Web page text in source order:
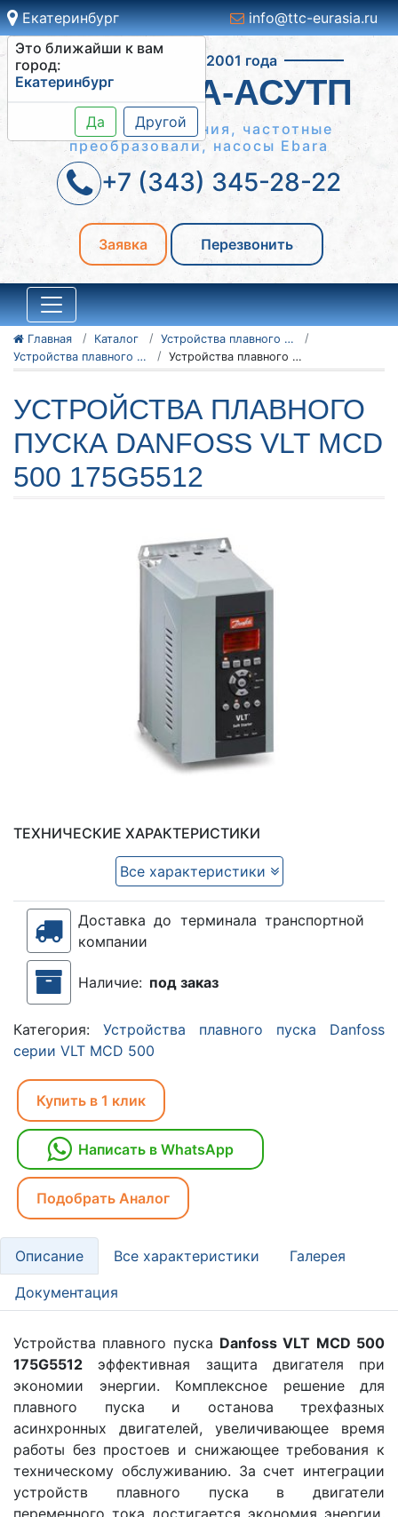
Екатеринбург
Это ближайши к вам
город:
Екатеринбург
Да Другой
info@ttc-eurasia.ru
Работаем с 2001 года
СИСТЕМА-АСУТП
Шкафы управления, частотные
преобразовали, насосы Ebara
+7 (343) 345-28-22
Заявка Перезвонить
Главная Каталог
Устройства плавного пуска Danfoss
Устройства плавного пуска Danfoss серии VLT MCD 500
Устройства плавного пуска Danfoss VLT MCD 500 175G5512
УСТРОЙСТВА ПЛАВНОГО
ПУСКА DANFOSS VLT MCD
500 175G5512
ТЕХНИЧЕСКИЕ ХАРАКТЕРИСТИКИ
Все характеристики
Доставка до терминала транспортной
компании
Наличие: под заказ
Категория: Устройства плавного пуска Danfoss
серии VLT MCD 500
Купить в 1 клик
Написать в WhatsApp
Подобрать Аналог
Описание Все характеристики Галерея
Документация
Устройства плавного пуска Danfoss VLT MCD 500
175G5512 эффективная защита двигателя при
экономии энергии. Комплексное решение для
плавного пуска и останова трехфазных
асинхронных двигателей, увеличивающее время
работы без простоев и снижающее требования к
техническому обслуживанию. За счет интеграции
устройств плавного пуска в двигатели